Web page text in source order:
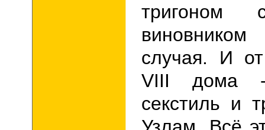
случая. И
VIII дома -
секстиль и